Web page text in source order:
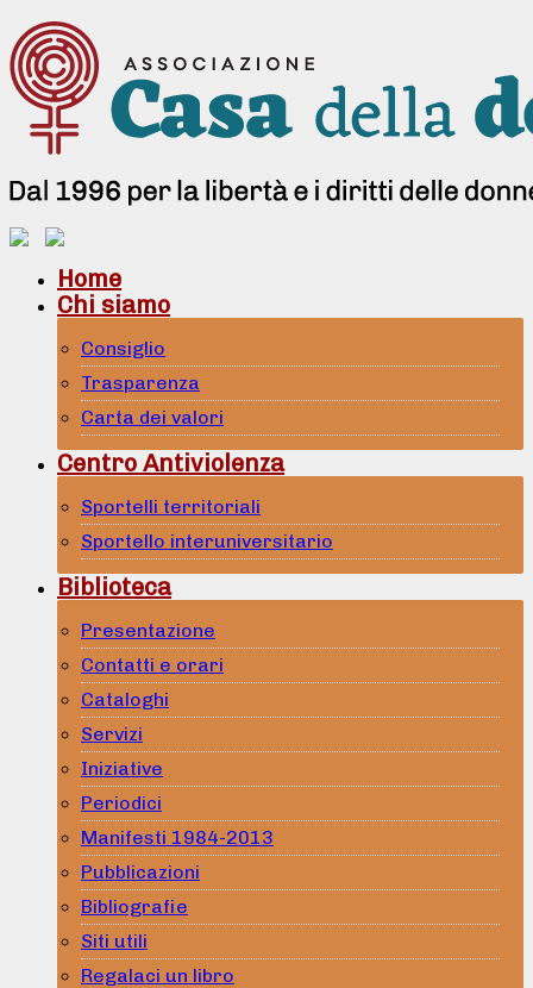
Home
Chi siamo
Consiglio
Trasparenza
Carta dei valori
Centro Antiviolenza
Sportelli territoriali
Sportello interuniversitario
Biblioteca
Presentazione
Contatti e orari
Cataloghi
Servizi
Iniziative
Periodici
Manifesti 1984-2013
Pubblicazioni
Bibliografie
Siti utili
Regalaci un libro